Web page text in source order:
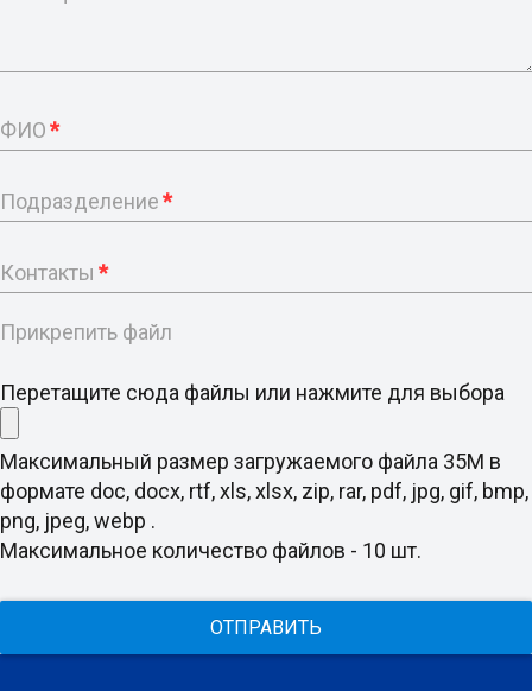
ФИО*
Подразделение*
Контакты *
Прикрепить файл
Перетащите сюда файлы или нажмите для выбора
Максимальный размер загружаемого файла 35M в
формате doc, docx, rtf, xls, xlsx, zip, rar, pdf, jpg, gif, bmp,
png, jpeg, webp .
Максимальное количество файлов - 10 шт.
ОТПРАВИТЬ